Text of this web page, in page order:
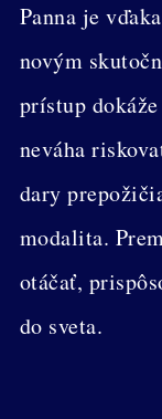
Panna je
novým
prístup
neváha
dary
modalita.
otáčať,
do sveta.